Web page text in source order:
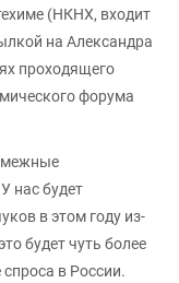
(НКНХ, входит
на Александра
проходящего
форума
нас будет
в этом году из-
будет чуть более
в России.